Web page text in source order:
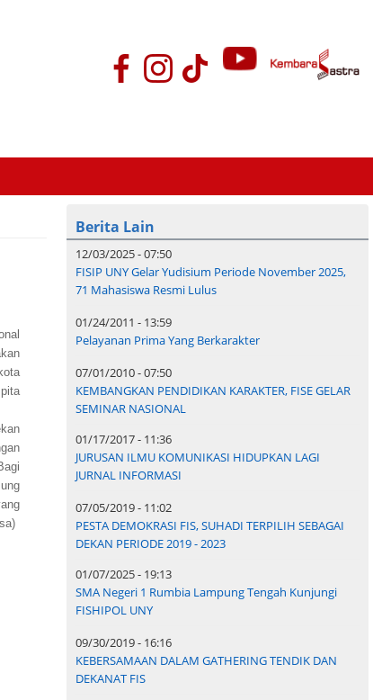
Berita Lain
12/03/2025 - 07:50
FISIP UNY Gelar Yudisium Periode November 2025,
71 Mahasiswa Resmi Lulus
01/24/2011 - 13:59
Pelayanan Prima Yang Berkarakter
07/01/2010 - 07:50
KEMBANGKAN PENDIDIKAN KARAKTER, FISE GELAR
SEMINAR NASIONAL
01/17/2017 - 11:36
JURUSAN ILMU KOMUNIKASI HIDUPKAN LAGI
JURNAL INFORMASI
07/05/2019 - 11:02
PESTA DEMOKRASI FIS, SUHADI TERPILIH SEBAGAI
DEKAN PERIODE 2019 - 2023
01/07/2025 - 19:13
SMA Negeri 1 Rumbia Lampung Tengah Kunjungi
FISHIPOL UNY
09/30/2019 - 16:16
KEBERSAMAAN DALAM GATHERING TENDIK DAN
DEKANAT FIS